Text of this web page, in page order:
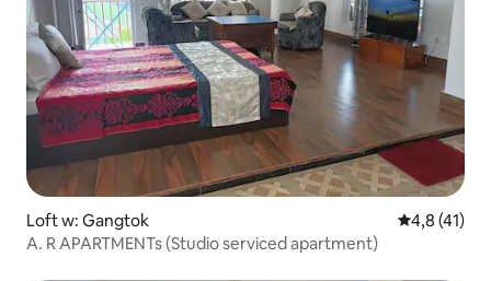
Loft w: Gangtok Średnia
4,8 (41)
A. R APARTMENTs (Studio serviced apartment)